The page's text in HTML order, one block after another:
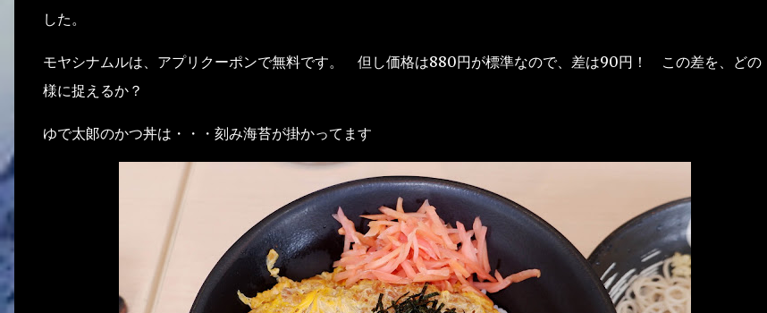
した。
モヤシナムルは、アプリクーポンで無料です。 但し価格は880円が標準なので、差は90円！ この差を、どの
様に捉えるか？
ゆで太郞のかつ丼は・・・刻み海苔が掛かってます